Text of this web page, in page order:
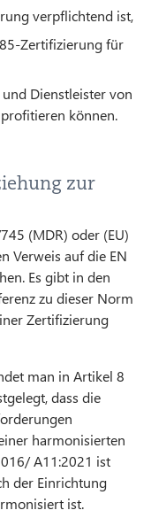
verpflichtend ist,
Zertifizierung für
Dienstleister von
können.
zur
(MDR) oder (EU)
Verweis auf die EN
Es gibt in den
zu dieser Norm
Zertifizierung
man in Artikel 8
dass die
harmonisierten
A11:2021 ist
der Einrichtung
ist.